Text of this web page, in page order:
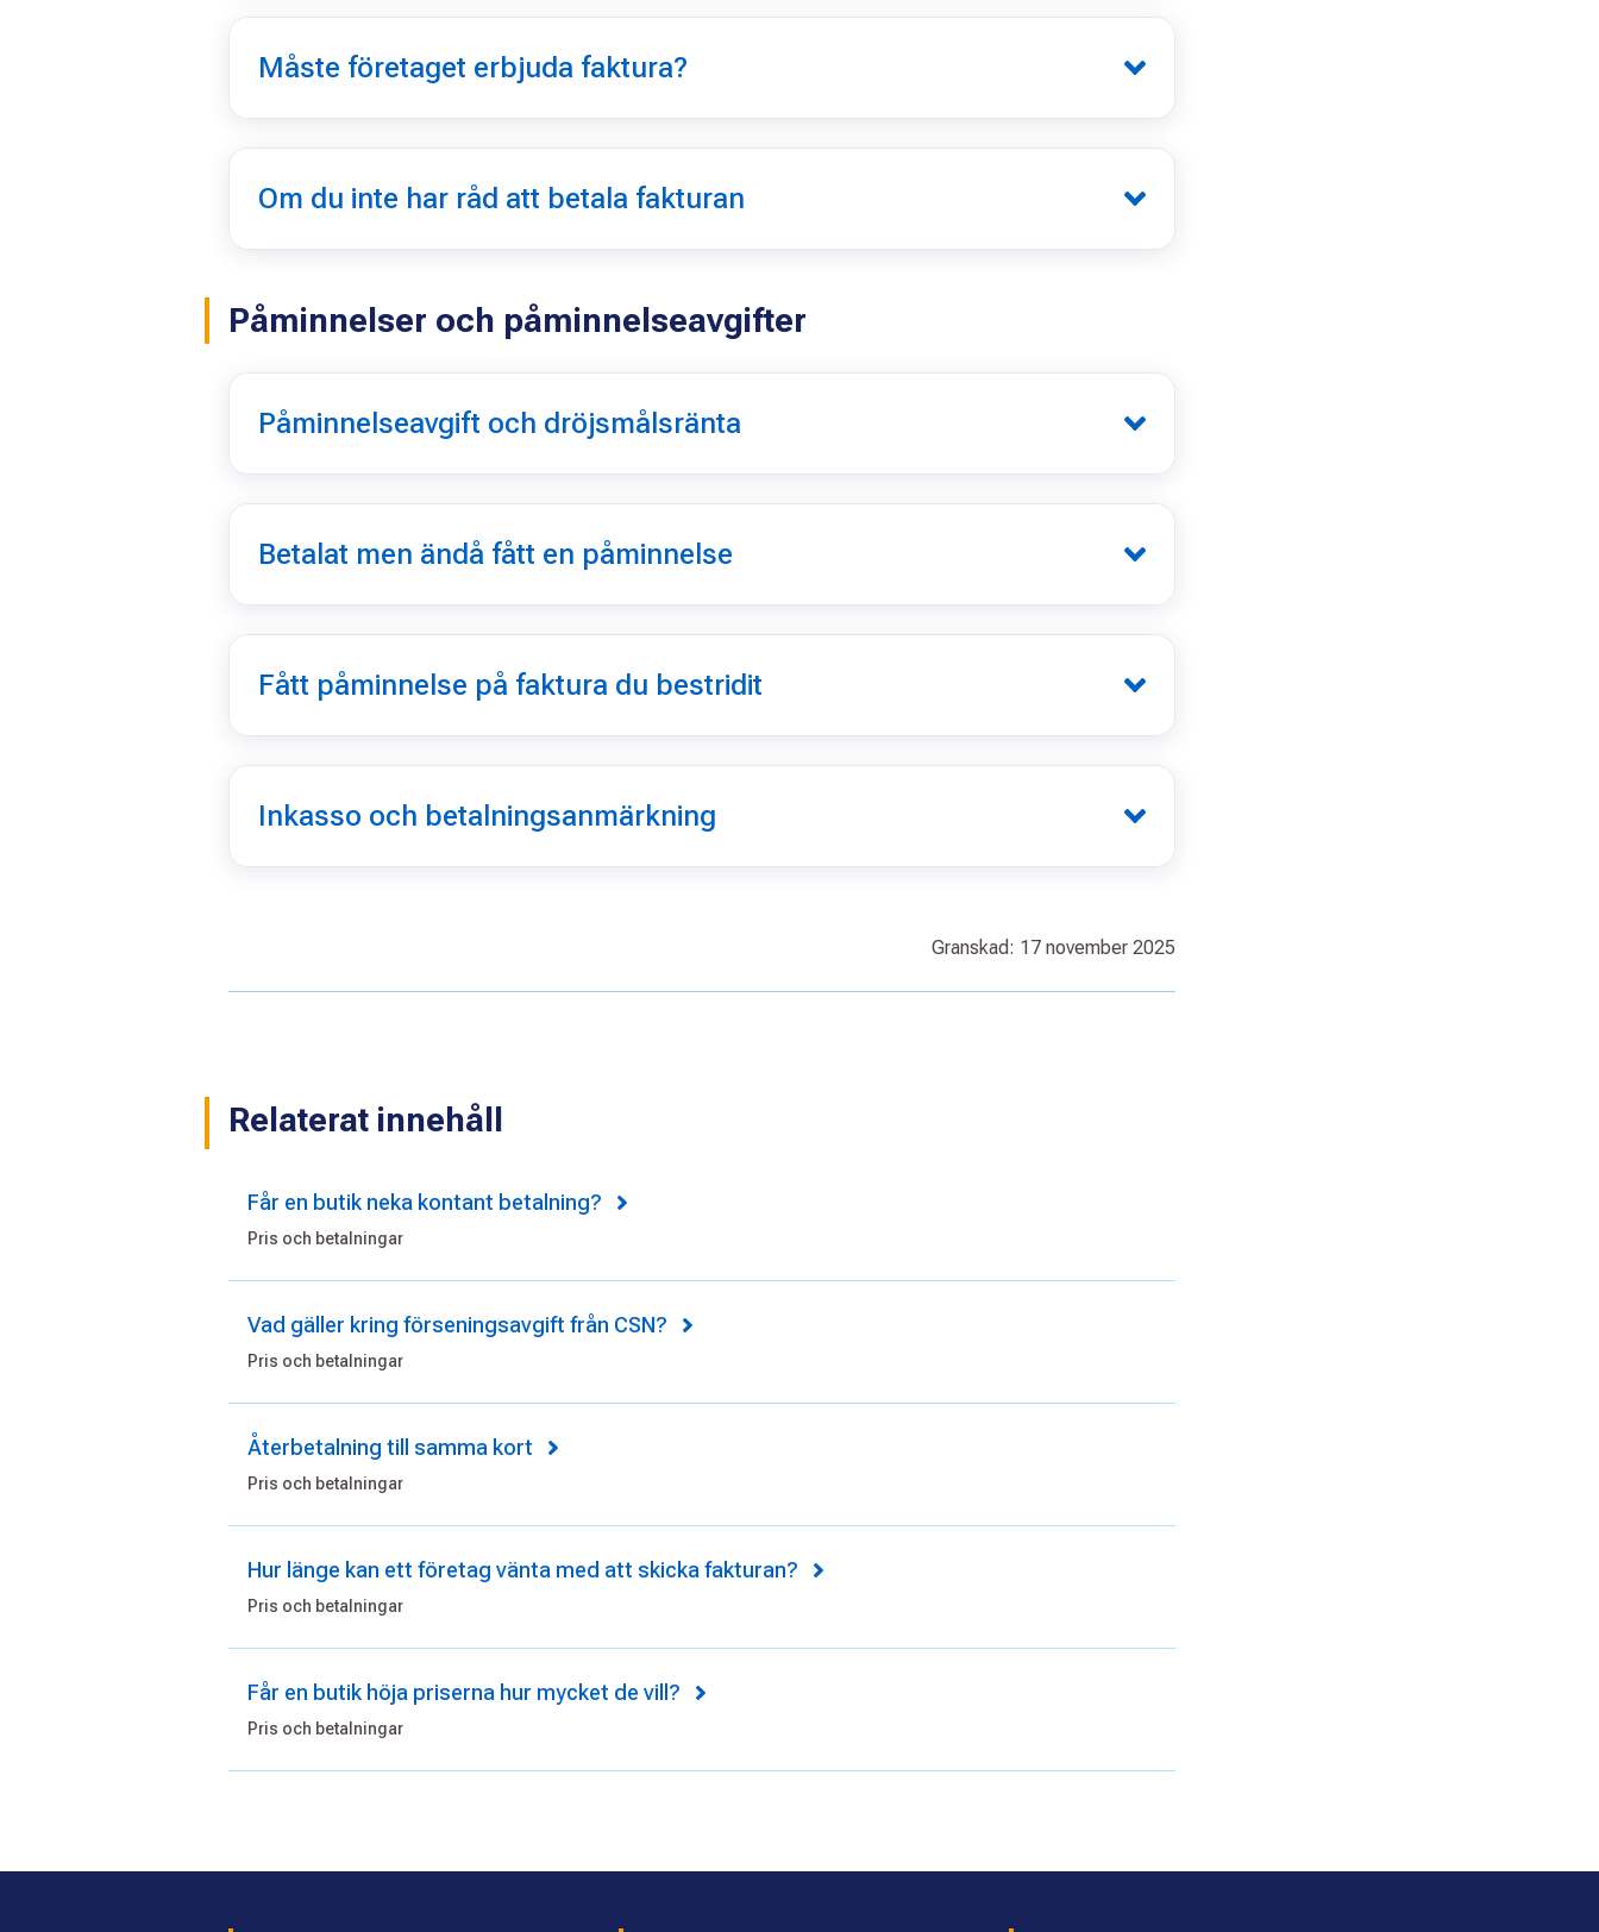
Måste företaget erbjuda faktura?
Om du inte har råd att betala fakturan
Påminnelser och påminnelseavgifter
Påminnelseavgift och dröjsmålsränta
Betalat men ändå fått en påminnelse
Fått påminnelse på faktura du bestridit
Inkasso och betalningsanmärkning
Granskad: 17 november 2025
Relaterat innehåll
Får en butik neka kontant betalning?
Pris och betalningar
Vad gäller kring förseningsavgift från CSN?
Pris och betalningar
Återbetalning till samma kort
Pris och betalningar
Hur länge kan ett företag vänta med att skicka fakturan?
Pris och betalningar
Får en butik höja priserna hur mycket de vill?
Pris och betalningar